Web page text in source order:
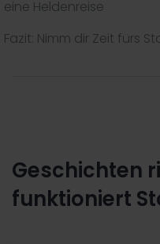
eine Heldenreise
Fazit: Nimm dir Zeit fürs
Geschichten
funktioniert